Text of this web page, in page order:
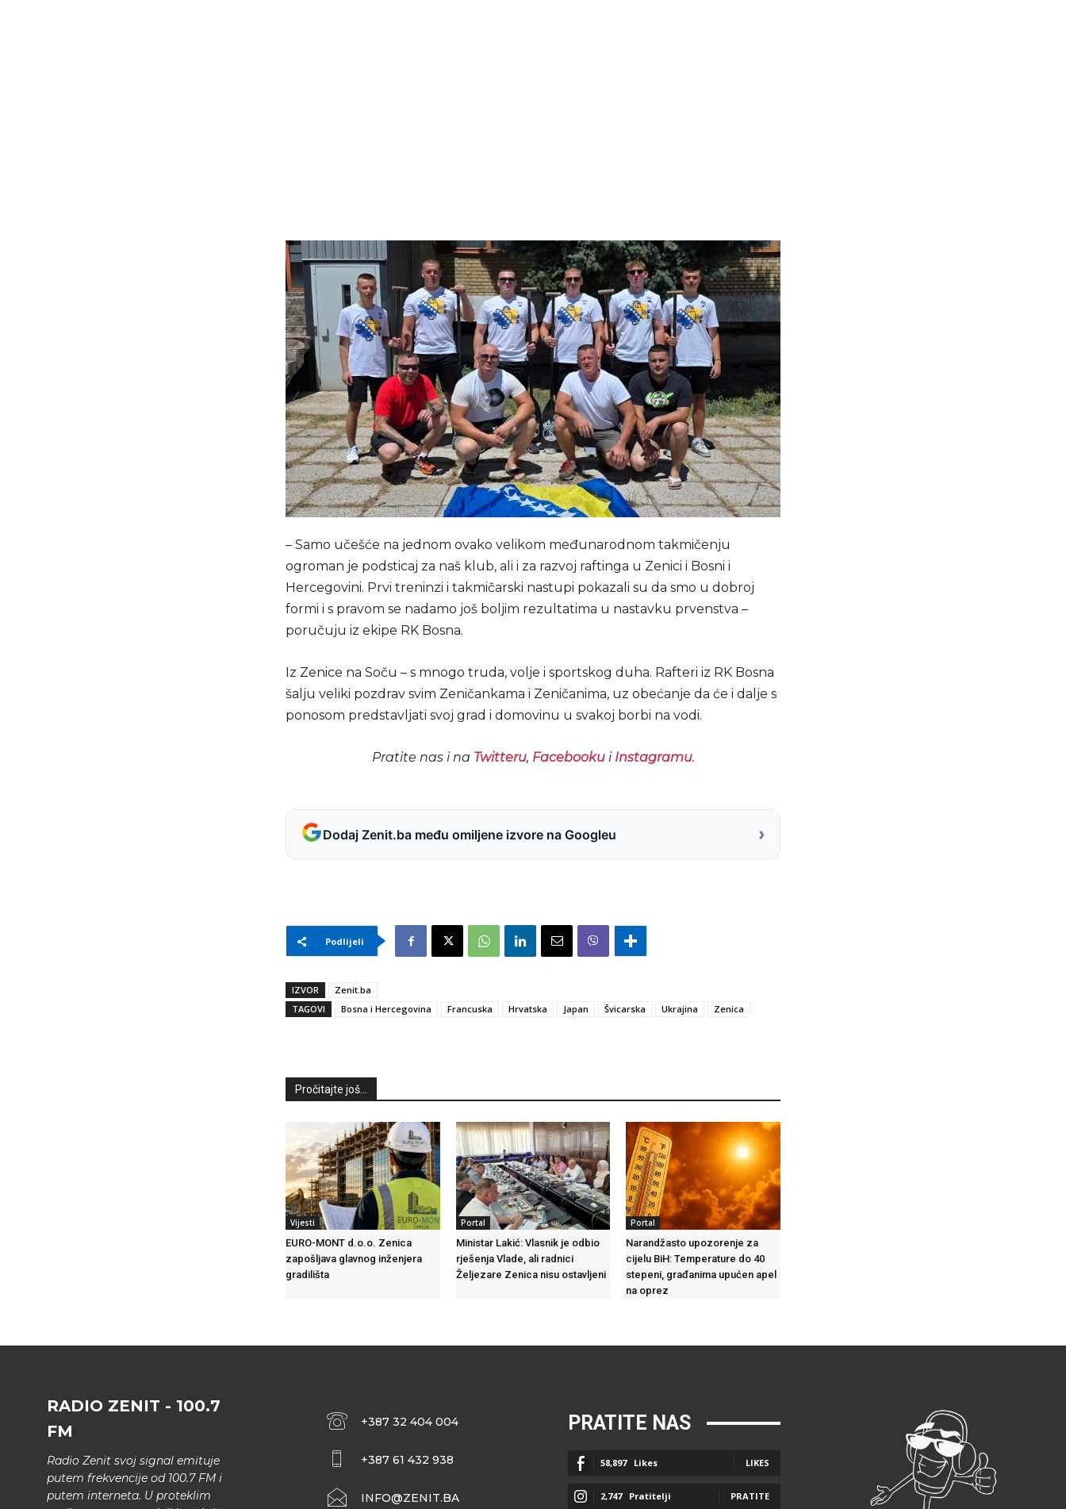
– Samo učešće na jednom ovako velikom međunarodnom takmičenju
ogroman je podsticaj za naš klub, ali i za razvoj raftinga u Zenici i Bosni i
Hercegovini. Prvi treninzi i takmičarski nastupi pokazali su da smo u dobroj
formi i s pravom se nadamo još boljim rezultatima u nastavku prvenstva –
poručuju iz ekipe RK Bosna.
Iz Zenice na Soču – s mnogo truda, volje i sportskog duha. Rafteri iz RK Bosna
šalju veliki pozdrav svim Zeničankama i Zeničanima, uz obećanje da će i dalje s
ponosom predstavljati svoj grad i domovinu u svakoj borbi na vodi.
Pratite nas i na Twitteru, Facebookui Instagramu.
Dodaj Zenit.ba među omiljene izvore na Googleu ›
Podlijeli
IZVOR
Zenit.ba
TAGOVI
Bosna i Hercegovina Francuska Hrvatska Japan Švicarska Ukrajina Zenica
Pročitajte još...
Vijesti
EURO-MONT d.o.o. Zenica
zapošljava glavnog inženjera
gradilišta
Portal
Ministar Lakić: Vlasnik je odbio
rješenja Vlade, ali radnici
Željezare Zenica nisu ostavljeni
Portal
Narandžasto upozorenje za
cijelu BiH: Temperature do 40
stepeni, građanima upućen apel
na oprez
RADIO ZENIT - 100.7
FM
Radio Zenit svoj signal emituje
putem frekvencije od 100.7 FM i
putem interneta. U proteklim
+387 32 404 004
+387 61 432 938
INFO@ZENIT.BA
PRATITE NAS
58,897 Likes LIKES
2,747 Pratitelji PRATITE